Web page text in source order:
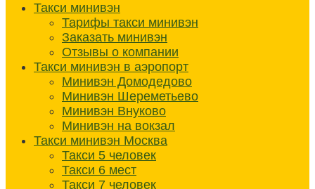
Такси минивэн
Тарифы такси минивэн
Заказать минивэн
Отзывы о компании
Такси минивэн в аэропорт
Минивэн Домодедово
Минивэн Шереметьево
Минивэн Внуково
Минивэн на вокзал
Такси минивэн Москва
Такси 5 человек
Такси 6 мест
Такси 7 человек